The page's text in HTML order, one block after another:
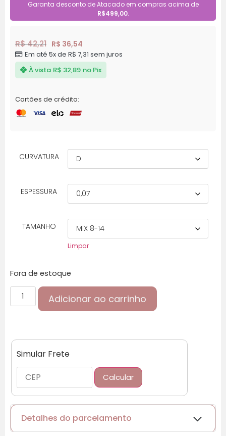
Garanta desconto de Atacado em compras acima de
R$499,00.
R$ 42,21 R$ 36,54
Em até 5x de R$ 7,31 sem juros
À vista R$ 32,89 no Pix
Cartões de crédito:
CURVATURA
ESPESSURA
TAMANHO
Limpar
Fora de estoque
Adicionar ao carrinho
Simular Frete
Calcular
Detalhes do parcelamento